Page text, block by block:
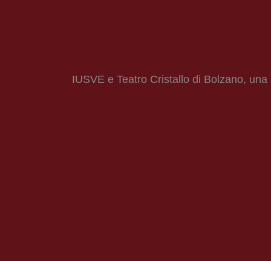
IUSVE e Teatro Cristallo di Bolzano,